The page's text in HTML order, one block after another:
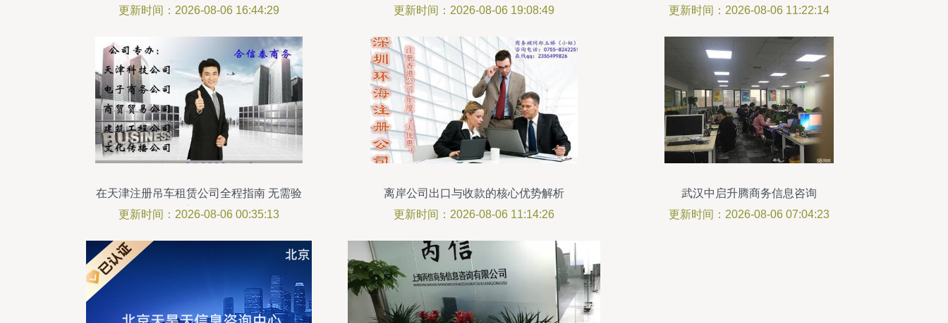
金融产品引领新气象
更新时间：2026-08-06 16:44:29
避开创业中的那些“坑”
更新时间：2026-08-06 19:08:49
度分析
更新时间：2026-08-06 11:22:14
在天津注册吊车租赁公司全程指南 无需验
资、解决房号等关键环节
更新时间：2026-08-06 00:35:13
离岸公司出口与收款的核心优势解析
更新时间：2026-08-06 11:14:26
武汉中启升腾商务信息咨询
更新时间：2026-08-06 07:04:23